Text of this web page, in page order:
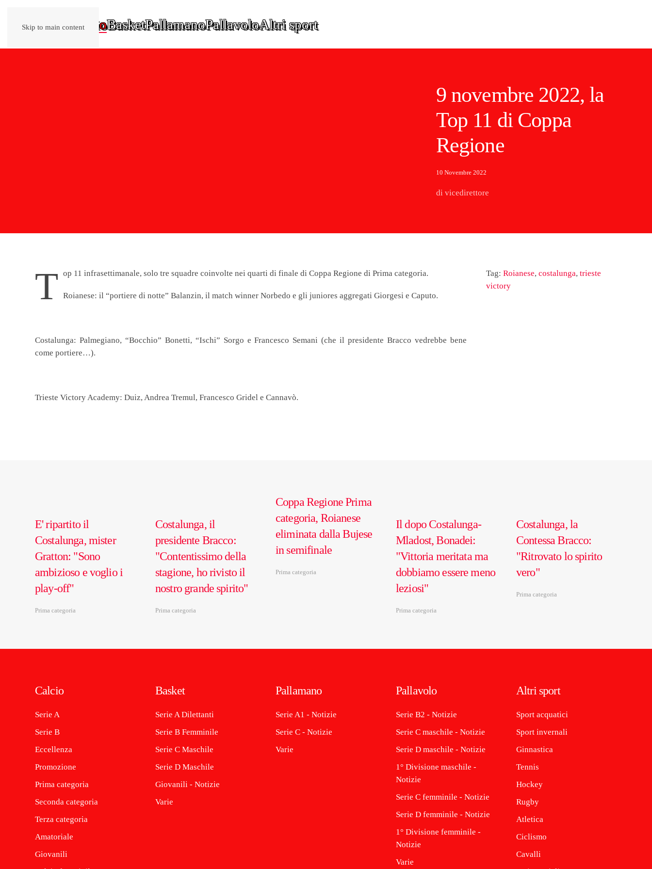
Skip to main content
HomeCalcioBasketPallamanoPallavoloAltri sport
9 novembre 2022, la
Top 11 di Coppa
Regione
10 Novembre 2022
di vicedirettore
T op 11 infrasettimanale, solo tre squadre coinvolte nei quarti di finale di Coppa Regione di Prima categoria.
Roianese: il “portiere di notte” Balanzin, il match winner Norbedo e gli juniores aggregati Giorgesi e Caputo.
Costalunga: Palmegiano, “Bocchio” Bonetti, “Ischi” Sorgo e Francesco Semani (che il presidente Bracco vedrebbe bene
come portiere…).
Trieste Victory Academy: Duiz, Andrea Tremul, Francesco Gridel e Cannavò.
Tag: Roianese, costalunga, trieste
victory
E' ripartito il
Costalunga, mister
Gratton: "Sono
ambizioso e voglio i
play-off"
Prima categoria
Costalunga, il
presidente Bracco:
"Contentissimo della
stagione, ho rivisto il
nostro grande spirito"
Prima categoria
Coppa Regione Prima
categoria, Roianese
eliminata dalla Bujese
in semifinale
Prima categoria
Il dopo Costalunga-
Mladost, Bonadei:
"Vittoria meritata ma
dobbiamo essere meno
leziosi"
Prima categoria
Costalunga, la
Contessa Bracco:
"Ritrovato lo spirito
vero"
Prima categoria
Calcio
Serie A
Serie B
Eccellenza
Promozione
Prima categoria
Seconda categoria
Terza categoria
Amatoriale
Giovanili
Basket
Serie A Dilettanti
Serie B Femminile
Serie C Maschile
Serie D Maschile
Giovanili - Notizie
Varie
Pallamano
Serie A1 - Notizie
Serie C - Notizie
Varie
Pallavolo
Serie B2 - Notizie
Serie C maschile - Notizie
Serie D maschile - Notizie
1° Divisione maschile -
Notizie
Serie C femminile - Notizie
Serie D femminile - Notizie
1° Divisione femminile -
Notizie
Varie
Altri sport
Sport acquatici
Sport invernali
Ginnastica
Tennis
Hockey
Rugby
Atletica
Ciclismo
Cavalli